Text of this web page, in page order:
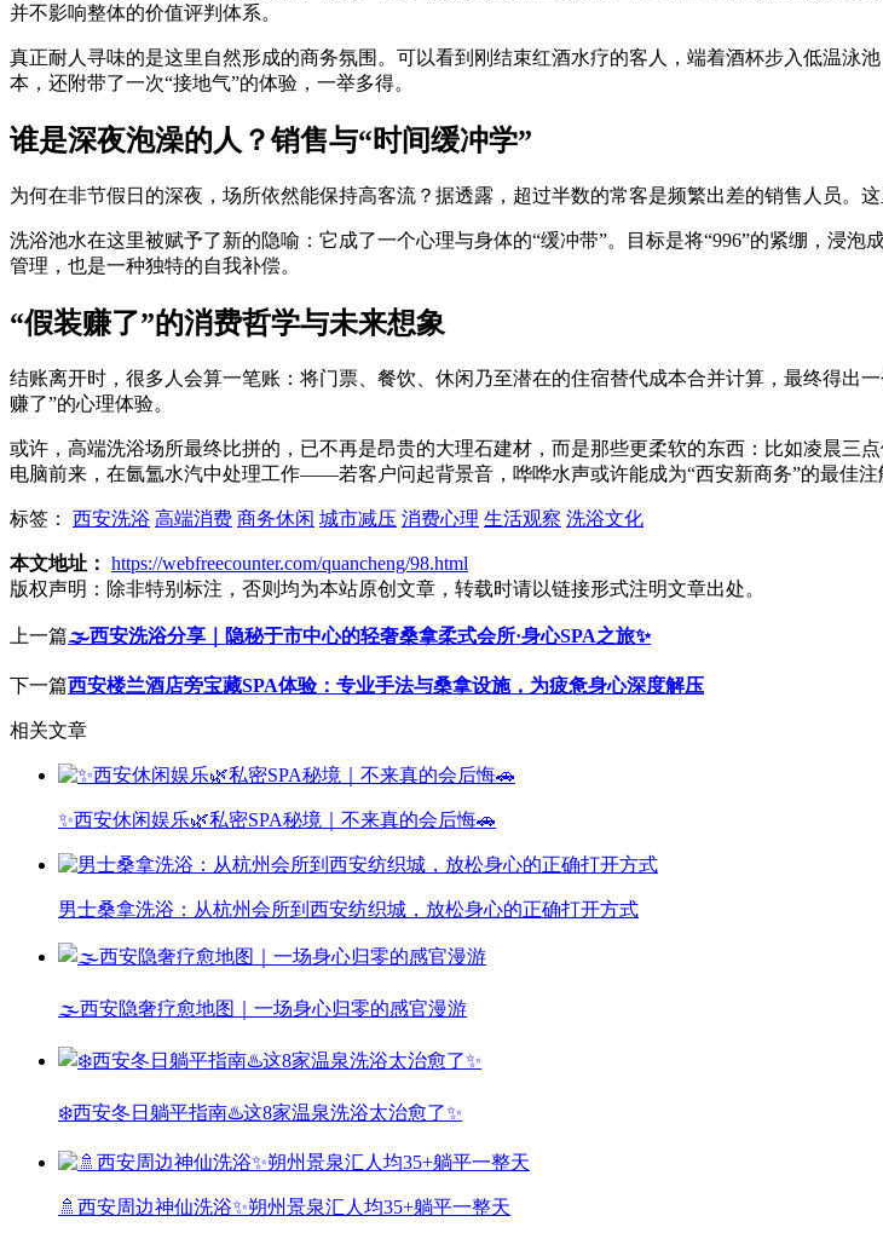
并不影响整体的价值评判体系。
真正耐人寻味的是这里自然形成的商务氛围。可以看到刚结束红酒水疗的客人，端着酒杯步入低温泳
本，还附带了一次“接地气”的体验，一举多得。
谁是深夜泡澡的人？销售与“时间缓冲学”
为何在非节假日的深夜，场所依然能保持高客流？据透露，超过半数的常客是频繁出差的销售人员。
洗浴池水在这里被赋予了新的隐喻：它成了一个心理与身体的“缓冲带”。目标是将“996”的紧绷，浸
管理，也是一种独特的自我补偿。
“假装赚了”的消费哲学与未来想象
结账离开时，很多人会算一笔账：将门票、餐饮、休闲乃至潜在的住宿替代成本合并计算，最终得出
赚了”的心理体验。
或许，高端洗浴场所最终比拼的，已不再是昂贵的大理石建材，而是那些更柔软的东西：比如凌晨三
电脑前来，在氤氲水汽中处理工作——若客户问起背景音，哗哗水声或许能成为“西安新商务”的最佳注
标签： 西安洗浴 高端消费 商务休闲 城市减压 消费心理 生活观察 洗浴文化
本文地址： https://webfreecounter.com/quancheng/98.html
版权声明： 除非特别标注，否则均为本站原创文章，转载时请以链接形式注明文章出处。
上一篇🌫️西安洗浴分享｜隐秘于市中心的轻奢桑拿柔式会所·身心SPA之旅✨
下一篇西安楼兰酒店旁宝藏SPA体验：专业手法与桑拿设施，为疲惫身心深度解压
相关文章
✨西安休闲娱乐🌿私密SPA秘境｜不来真的会后悔🚗
男士桑拿洗浴：从杭州会所到西安纺织城，放松身心的正确打开方式
🌫️西安隐奢疗愈地图｜一场身心归零的感官漫游
❄️西安冬日躺平指南♨️这8家温泉洗浴太治愈了✨
🚿西安周边神仙洗浴✨朔州景泉汇人均35+躺平一整天